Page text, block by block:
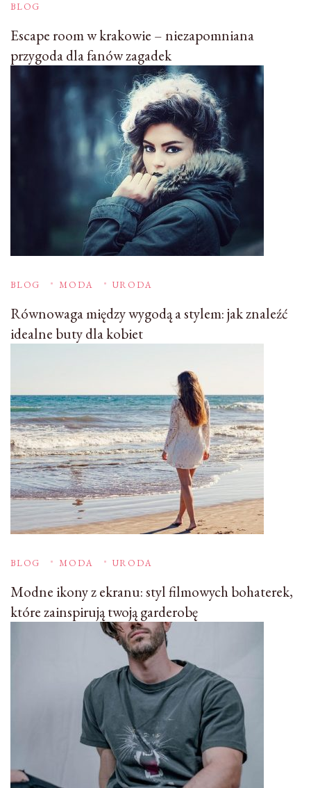
BLOG
Escape room w krakowie – niezapomniana
przygoda dla fanów zagadek
BLOG MODA URODA
Równowaga między wygodą a stylem: jak znaleźć
idealne buty dla kobiet
BLOG MODA URODA
Modne ikony z ekranu: styl filmowych bohaterek,
które zainspirują twoją garderobę